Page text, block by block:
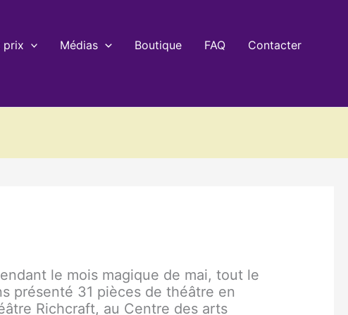
prix Médias Boutique FAQ
Contacter
le mois magique de mai, tout le
présenté 31 pièces de théâtre en
Richcraft, au Centre des arts